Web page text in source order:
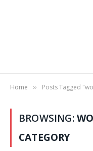
Home » Posts Tagged
BROWSING:
CATEGORY